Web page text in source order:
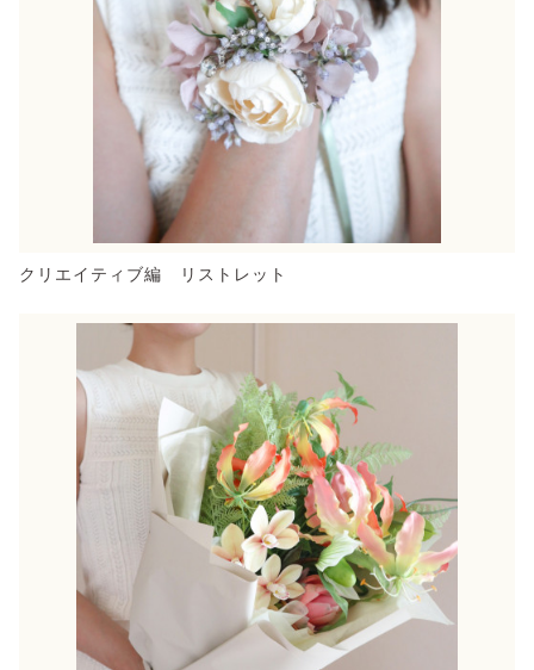
クリエイティブ編 リストレット